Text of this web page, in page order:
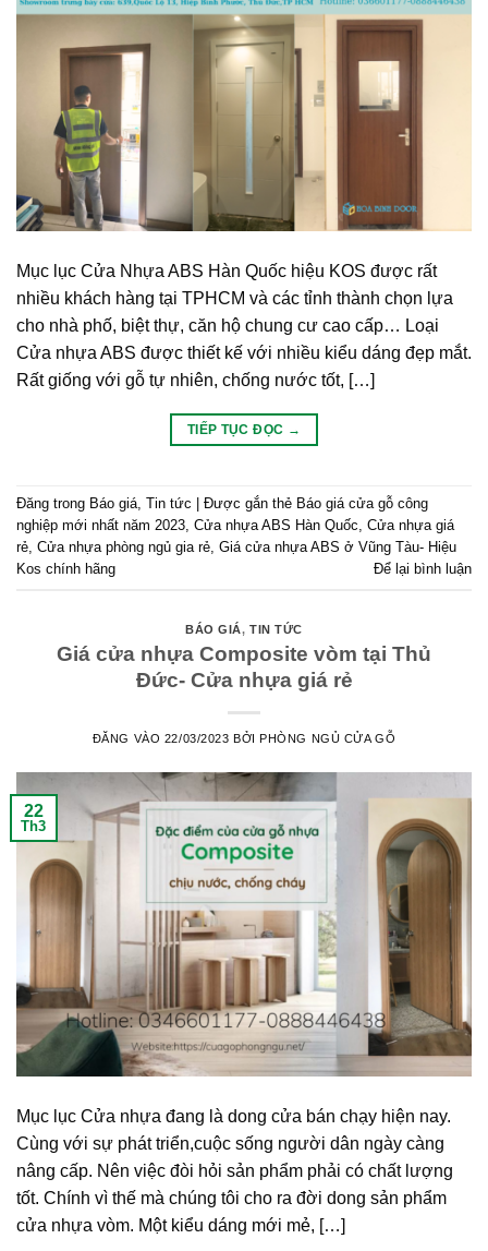
Mục lục Cửa Nhựa ABS Hàn Quốc hiệu KOS được rất
nhiều khách hàng tại TPHCM và các tỉnh thành chọn lựa
cho nhà phố, biệt thự, căn hộ chung cư cao cấp… Loại
Cửa nhựa ABS được thiết kế với nhiều kiểu dáng đẹp mắt.
Rất giống với gỗ tự nhiên, chống nước tốt, […]
TIẾP TỤC ĐỌC →
Đăng trong Báo giá, Tin tức Được gắn thẻ Báo giá cửa gỗ công
nghiệp mới nhất năm 2023, Cửa nhựa ABS Hàn Quốc, Cửa nhựa giá
rẻ, Cửa nhựa phòng ngủ gia rẻ, Giá cửa nhựa ABS ở Vũng Tàu- Hiệu
Kos chính hãng
Để lại bình luận
BÁO GIÁ,TIN TỨC
Giá cửa nhựa Composite vòm tại Thủ
Đức- Cửa nhựa giá rẻ
ĐĂNG VÀO 22/03/2023 BỞI PHÒNG NGỦ CỬA GỖ
22
Th3
Mục lục Cửa nhựa đang là dong cửa bán chạy hiện nay.
Cùng với sự phát triển,cuộc sống người dân ngày càng
nâng cấp. Nên việc đòi hỏi sản phẩm phải có chất lượng
tốt. Chính vì thế mà chúng tôi cho ra đời dong sản phẩm
cửa nhựa vòm. Một kiểu dáng mới mẻ, […]